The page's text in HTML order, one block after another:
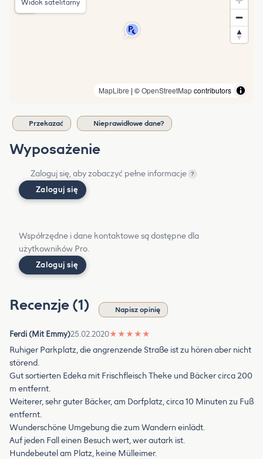
MapLibre | ©OpenStreetMapcontributors
Widok satelitarny
Przekazać Nieprawidłowe dane?
Wyposażenie
Zaloguj się, aby zobaczyć pełne informacje ?
Zaloguj się
Współrzędne i dane kontaktowe są dostępne dla
użytkowników Pro.
Zaloguj się
Recenzje (1) Napisz opinię
Ferdi (Mit Emmy)25.02.2020★ ★ ★ ★ ★
Ruhiger Parkplatz, die angrenzende Straße ist zu hören aber nicht
störend.
Gut sortierten Edeka mit Frischfleisch Theke und Bäcker circa 200
m entfernt.
Weiterer, sehr guter Bäcker, am Dorfplatz, circa 10 Minuten zu Fuß
entfernt.
Wunderschöne Umgebung die zum Wandern einlädt.
Auf jeden Fall einen Besuch wert, wer autark ist.
Hundebeutel am Platz, keine Mülleimer.